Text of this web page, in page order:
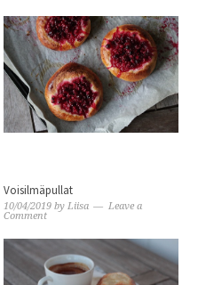
Voisilmäpullat
10/04/2019 byLiisa
Leave a
Comment